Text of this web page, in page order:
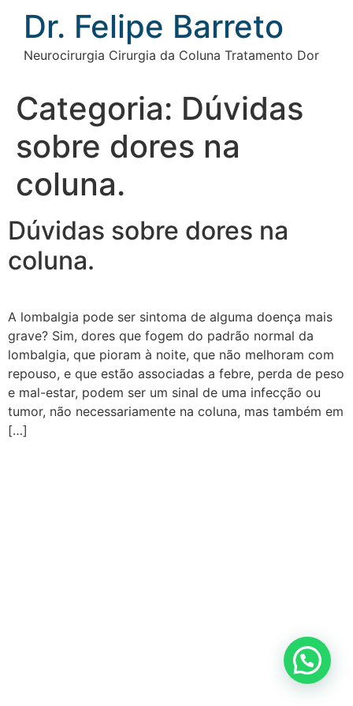
conteúdo
Dr. Felipe Barreto
Neurocirurgia Cirurgia da Coluna Tratamento Dor
Categoria: Dúvidas
sobre dores na
coluna.
Dúvidas sobre dores na
coluna.
A lombalgia pode ser sintoma de alguma doença mais
grave? Sim, dores que fogem do padrão normal da
lombalgia, que pioram à noite, que não melhoram com
repouso, e que estão associadas a febre, perda de peso
e mal-estar, podem ser um sinal de uma infecção ou
tumor, não necessariamente na coluna, mas também em
[…]